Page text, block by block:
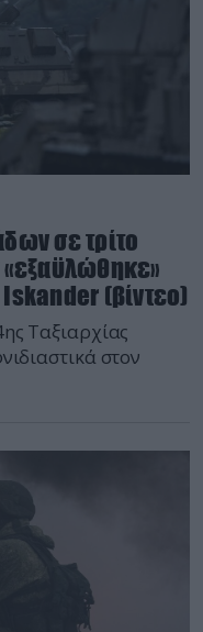
σε τρίτο
(βίντεο)
Ταξιαρχίας
στον